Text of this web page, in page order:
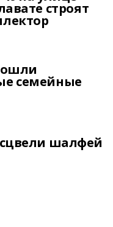
строят
семейные
шалфей